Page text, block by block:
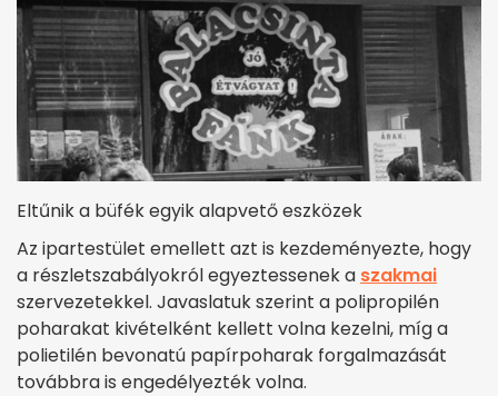
Eltűnik a büfék egyik alapvető eszközek
Az ipartestület emellett azt is kezdeményezte, hogy
a részletszabályokról egyeztessenek a szakmai
szervezetekkel. Javaslatuk szerint a polipropilén
poharakat kivételként kellett volna kezelni, míg a
polietilén bevonatú papírpoharak forgalmazását
továbbra is engedélyezték volna.